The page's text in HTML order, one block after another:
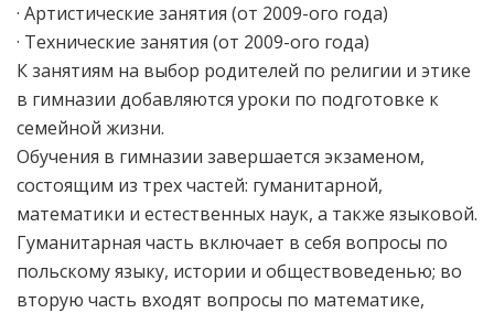
· Артистические занятия (от 2009-ого года)
· Технические занятия (от 2009-ого года)
К занятиям на выбор родителей по религии и этике
в гимназии добавляются уроки по подготовке к
семейной жизни.
Обучения в гимназии завершается экзаменом,
состоящим из трех частей: гуманитарной,
математики и естественных наук, а также языковой.
Гуманитарная часть включает в себя вопросы по
польскому языку, истории и обществоведенью; во
вторую часть входят вопросы по математике,